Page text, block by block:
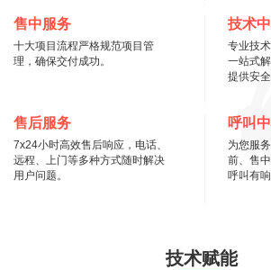
售中服务
十大项目流程严格规范项目管
理，确保交付成功。
技术
专业技
一站式
提供安
售后服务
7x24小时高效售后响应，电话、
远程、上门等多种方式随时解决
用户问题。
呼叫
为您服
前、售
呼叫有
技术赋能